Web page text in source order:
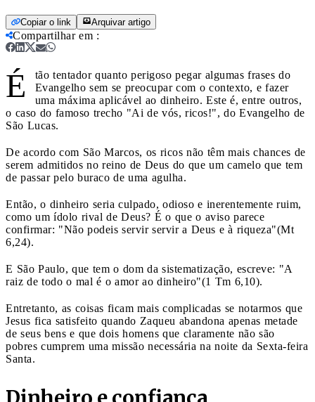
Copiar o link Arquivar artigo
Compartilhar em :
É
tão tentador quanto perigoso pegar algumas frases do
Evangelho sem se preocupar com o contexto, e fazer
uma máxima aplicável ao dinheiro. Este é, entre outros,
o caso do famoso trecho "Ai de vós, ricos!", do Evangelho de
São Lucas.
De acordo com São Marcos, os ricos não têm mais chances de
serem admitidos no reino de Deus do que um camelo que tem
de passar pelo buraco de uma agulha.
Então, o dinheiro seria culpado, odioso e inerentemente ruim,
como um ídolo rival de Deus? É o que o aviso parece
confirmar: "Não podeis servir servir a Deus e à riqueza"(Mt
6,24).
E São Paulo, que tem o dom da sistematização, escreve: "A
raiz de todo o mal é o amor ao dinheiro"(1 Tm 6,10).
Entretanto, as coisas ficam mais complicadas se notarmos que
Jesus fica satisfeito quando Zaqueu abandona apenas metade
de seus bens e que dois homens que claramente não são
pobres cumprem uma missão necessária na noite da Sexta-feira
Santa.